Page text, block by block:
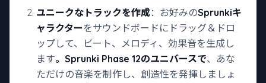
ユニークなトラックを作成：お好みのSprunkiキ
ャラクター をサウンドボードにドラッグ＆ドロ
ップして、ビート、メロディ、効果音を生成し
ます。Sprunki Phase 12のユニバースで、あな
ただけの音楽を制作し、創造性を発揮しましょ